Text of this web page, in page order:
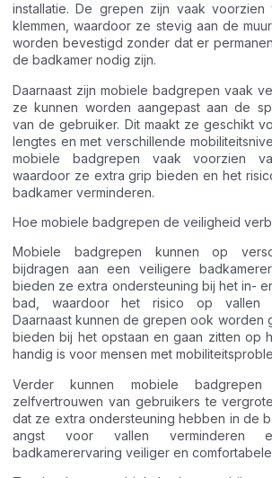
installatie. De grepen zijn vaak
klemmen, waardoor ze stevig aan de
worden bevestigd zonder dat er
de badkamer nodig zijn.
Daarnaast zijn mobiele badgrepen vaak
ze kunnen worden aangepast aan de
van de gebruiker. Dit maakt ze geschikt
lengtes en met verschillende
mobiele badgrepen vaak voorzien
waardoor ze extra grip bieden en het
badkamer verminderen.
Hoe mobiele badgrepen de veiligheid
Mobiele badgrepen kunnen op
bijdragen aan een veiligere
bieden ze extra ondersteuning bij het in-
bad, waardoor het risico op vallen
Daarnaast kunnen de grepen ook worden
bieden bij het opstaan en gaan zitten op
handig is voor mensen met
Verder kunnen mobiele
zelfvertrouwen van gebruikers te
dat ze extra ondersteuning hebben in de
angst voor vallen verminderen
badkamerervaring veiliger en